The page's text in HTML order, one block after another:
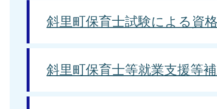
斜里町保育士試験による資
斜里町保育士等就業支援等